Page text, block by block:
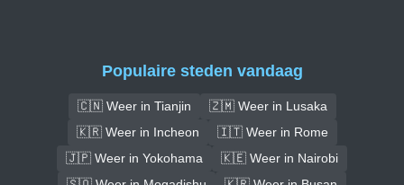
Populaire steden vandaag
🇨🇳 Weer in Tianjin
🇿🇲 Weer in Lusaka
🇰🇷 Weer in Incheon
🇮🇹 Weer in Rome
🇯🇵 Weer in Yokohama
🇰🇪 Weer in Nairobi